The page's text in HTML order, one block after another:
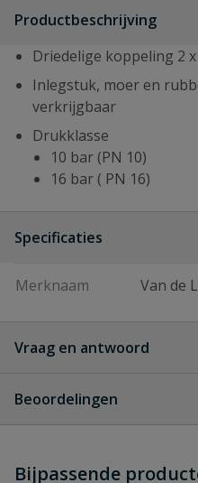
Productbeschrijving
Driedelige koppeling 2
Inlegstuk, moer en
verkrijgbaar
Drukklasse
10 bar (PN 10)
16 bar ( PN 16)
Specificaties
Merknaam Van de
Vraag en antwoord
dit product?
Beoordelingen
Schrijf zelf een
Bijpassende